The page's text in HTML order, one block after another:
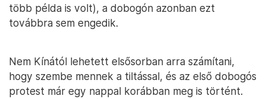
több példa is volt), a dobogón azonban ezt
továbbra sem engedik.
Nem Kínától lehetett elsősorban arra számítani,
hogy szembe mennek a tiltással, és az első dobogós
protest már egy nappal korábban meg is történt.